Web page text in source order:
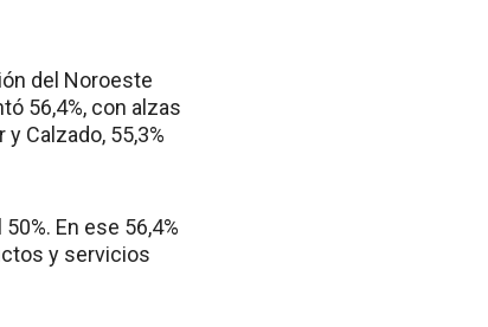
del Noroeste
56,4%, con alzas
Calzado, 55,3%
En ese 56,4%
y servicios